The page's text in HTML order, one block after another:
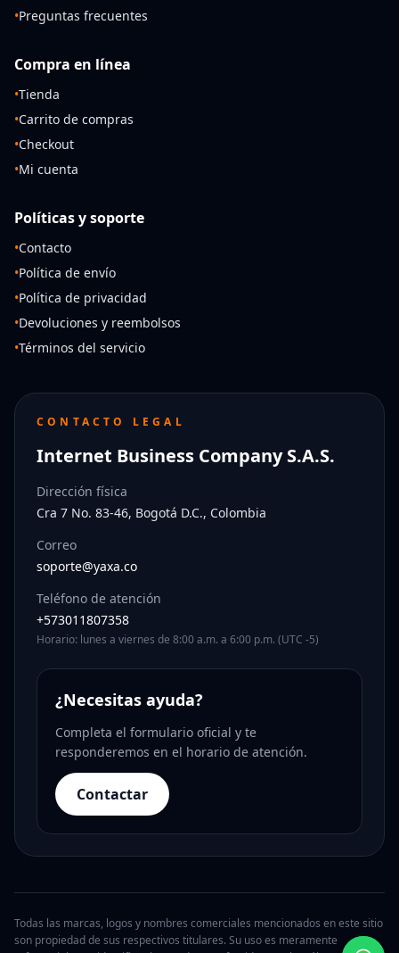
•Preguntas frecuentes
Compra en línea
•Tienda
•Carrito de compras
•Checkout
•Mi cuenta
Políticas y soporte
•Contacto
•Política de envío
•Política de privacidad
•Devoluciones y reembolsos
•Términos del servicio
CONTACTO LEGAL
Internet Business Company S.A.S.
Dirección física
Cra 7 No. 83-46, Bogotá D.C., Colombia
Correo
soporte@yaxa.co
Teléfono de atención
+573011807358
Horario: lunes a viernes de 8:00 a.m. a 6:00 p.m. (UTC -5)
¿Necesitas ayuda?
Completa el formulario oficial y te
responderemos en el horario de atención.
Contactar
Todas las marcas, logos y nombres comerciales mencionados en este sitio
son propiedad de sus respectivos titulares. Su uso es meramente